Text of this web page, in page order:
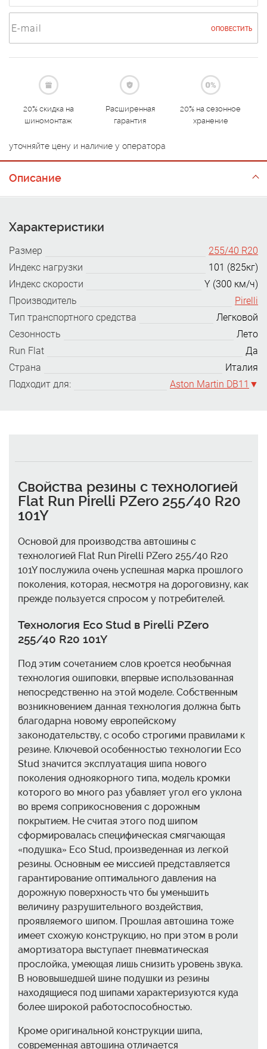
ОПОВЕСТИТЬ
20% скидка на
шиномонтаж
Расширенная
гарантия
20% на сезонное
хранение
уточняйте цену и наличие у оператора
Описание
Характеристики
Размер
255/40 R20
Индекс нагрузки
101 (825кг)
Индекс скорости
Y (300 км/ч)
Производитель
Pirelli
Тип транспортного средства
Легковой
Сезонность
Лето
Run Flat
Да
Страна
Италия
Подходит для:
Aston Martin DB11
Свойства резины с технологией
Flat Run Pirelli PZero 255/40 R20
101Y
Основой для производства автошины с
технологией Flat Run Pirelli PZero 255/40 R20
101Y послужила очень успешная марка прошлого
поколения, которая, несмотря на дороговизну, как
прежде пользуется спросом у потребителей.
Технология Eco Stud в Pirelli PZero
255/40 R20 101Y
Под этим сочетанием слов кроется необычная
технология ошиповки, впервые использованная
непосредственно на этой моделе. Собственным
возникновением данная технология должна быть
благодарна новому европейскому
законодательству, с особо строгими правилами к
резине. Ключевой особенностью технологии Eco
Stud значится эксплуатация шипа нового
поколения одноякорного типа, модель кромки
которого во много раз убавляет угол его уклона
во время соприкосновения с дорожным
покрытием. Не считая этого под шипом
сформировалась специфическая смягчающая
«подушка» Eco Stud, произведенная из легкой
резины. Основным ее миссией представляется
гарантирование оптимального давления на
дорожную поверхность что бы уменьшить
величину разрушительного воздействия,
проявляемого шипом. Прошлая автошина тоже
имеет схожую конструкцию, но при этом в роли
амортизатора выступает пневматическая
прослойка, умеющая лишь снизить уровень звука.
В нововышедшей шине подушки из резины
находящиеся под шипами характеризуются куда
более широкой работоспособностью.
Кроме оригинальной конструкции шипа,
современная автошина отличается